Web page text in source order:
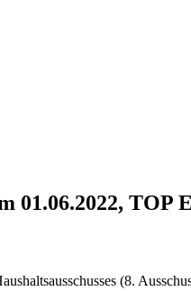
01.06.2022, TOP
(8.